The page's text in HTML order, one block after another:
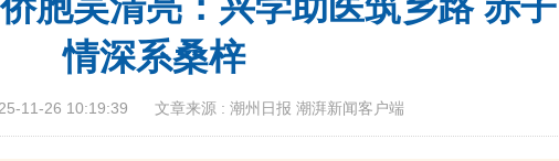
情深系桑梓
11-26 10:19:39 文章来源 : 潮州日报 潮湃新闻客户端